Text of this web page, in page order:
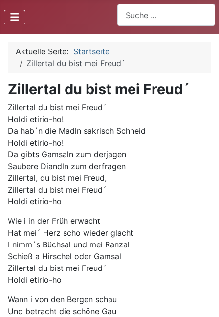
Aktuelle Seite: Startseite
Zillertal du bist mei Freud´
Zillertal du bist mei Freud´
Zillertal du bist mei Freud´
Holdi etirio-ho!
Da hab´n die Madln sakrisch Schneid
Holdi etirio-ho!
Da gibts Gamsaln zum derjagen
Saubere Diandln zum derfragen
Zillertal, du bist mei Freud,
Zillertal du bist mei Freud´
Holdi etirio-ho
Wie i in der Früh erwacht
Hat mei´ Herz scho wieder glacht
I nimm´s Büchsal und mei Ranzal
Schieß a Hirschel oder Gamsal
Zillertal du bist mei Freud´
Holdi etirio-ho
Wann i von den Bergen schau
Und betracht die schöne Gau